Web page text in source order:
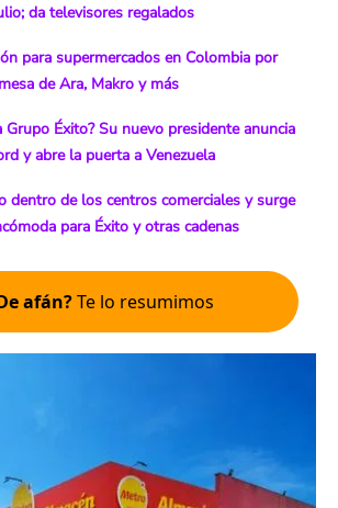
da televisores regalados
para supermercados en Colombia por
de Ara, Makro y más
Grupo Éxito? Su nuevo presidente anuncia
y abre la puerta a Venezuela
dentro de los centros comerciales y surge
para Éxito y otras cadenas
afán?Te lo resumimos